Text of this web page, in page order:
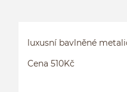
luxusní bavlněné
Cena 510Kč